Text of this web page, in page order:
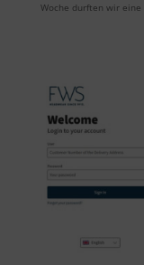
Woche durften wir eine